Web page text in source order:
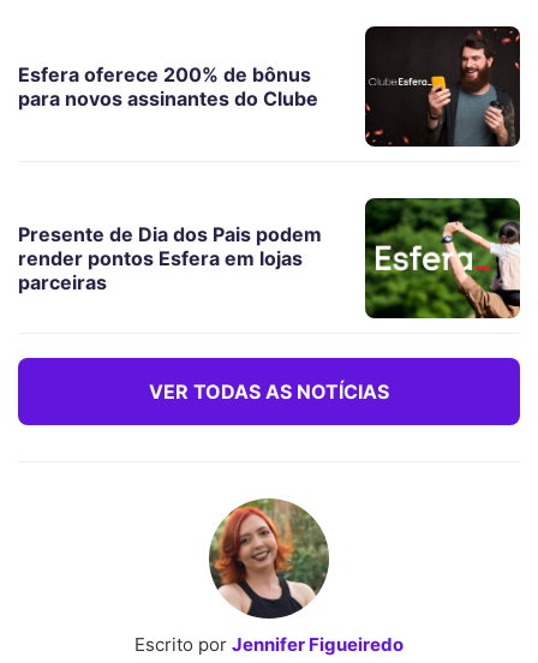
Esfera oferece 200% de bônus
para novos assinantes do Clube
Presente de Dia dos Pais podem
render pontos Esfera em lojas
parceiras
VER TODAS AS NOTÍCIAS
Escrito por Jennifer Figueiredo